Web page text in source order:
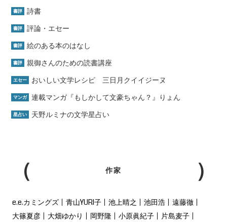
書評 詩書
書評 評論・エセー
書評 絵のある本のはなし
書評 親御さんのための読書講座
エセー おいしい文学レシピ 三日月クイイジーヌ
マンガ 連載マンガ『もしかして文豪ちゃん？』りょん
星占い 天野ルミナの文学星占い
作家
e.e.カミングズ 青山YURI子 池上晴之 池田浩
遠藤徹
大篠夏彦
大畑ゆかり 岡野隆 小原眞紀子
片島麦子